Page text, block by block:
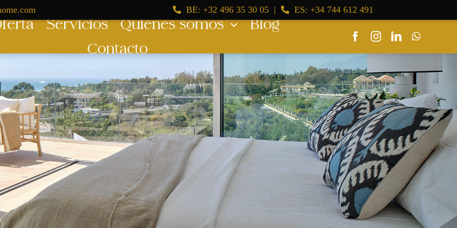
BE: +32 496 35 30 05 | ES: +34 744 612 491
Servicios Quiénes somos
Blog
Contacto